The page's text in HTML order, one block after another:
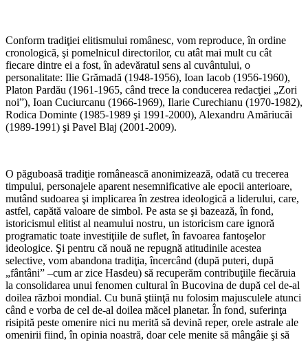
Conform tradiţiei elitismului românesc, vom reproduce, în ordine
cronologică, şi pomelnicul directorilor, cu atât mai mult cu cât
fiecare dintre ei a fost, în adevăratul sens al cuvântului, o
personalitate: Ilie Grămadă (1948-1956), Ioan Iacob (1956-1960),
Platon Pardău (1961-1965, când trece la conducerea redacţiei „Zori
noi”), Ioan Cuciurcanu (1966-1969), Ilarie Curechianu (1970-1982),
Rodica Dominte (1985-1989 şi 1991-2000), Alexandru Amăriucăi
(1989-1991) şi Pavel Blaj (2001-2009).
O păguboasă tradiţie românească anonimizează, odată cu trecerea
timpului, personajele aparent nesemnificative ale epocii anterioare,
mutând sudoarea şi implicarea în zestrea ideologică a liderului, care,
astfel, capătă valoare de simbol. Pe asta se şi bazează, în fond,
istoricismul elitist al neamului nostru, un istoricism care ignoră
programatic toate investiţiile de suflet, în favoarea fantoşelor
ideologice. Şi pentru că nouă ne repugnă atitudinile acestea
selective, vom abandona tradiţia, încercând (după puteri, după
„fântâni” –cum ar zice Hasdeu) să recuperăm contribuţiile fiecăruia
la consolidarea unui fenomen cultural în Bucovina de după cel de-al
doilea război mondial. Cu bună ştiinţă nu folosim majusculele atunci
când e vorba de cel de-al doilea măcel planetar. În fond, suferinţa
risipită peste omenire nici nu merită să devină reper, orele astrale ale
omenirii fiind, în opinia noastră, doar cele menite să mângâie şi să